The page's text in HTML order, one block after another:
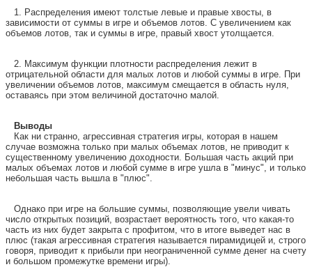
1. Распределения имеют толстые левые и правые хвосты, в
зависимости от суммы в игре и объемов лотов. С увеличением как
объемов лотов, так и суммы в игре, правый хвост утолщается.
2. Максимум функции плотности распределения лежит в
отрицательной области для малых лотов и любой суммы в игре. При
увеличении объемов лотов, максимум смещается в область нуля,
оставаясь при этом величиной достаточно малой.
Выводы
Как ни странно, агрессивная стратегия игры, которая в нашем
случае возможна только при малых объемах лотов, не приводит к
существенному увеличению доходности. Большая часть акций при
малых объемах лотов и любой сумме в игре ушла в "минус", и только
небольшая часть вышла в "плюс".
Однако при игре на большие суммы, позволяющие увели чивать
число открытых позиций, возрастает вероятность того, что какая-то
часть из них будет закрыта с профитом, что в итоге выведет нас в
плюс (такая агрессивная стратегия называется пирамидицей и, строго
говоря, приводит к прибыли при неограниченной сумме денег на счету
и большом промежутке времени игры).